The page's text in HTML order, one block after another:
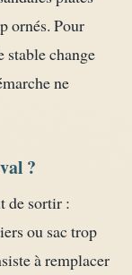
ornés. Pour
stable change
ne
?
de sortir :
ou sac trop
à remplacer